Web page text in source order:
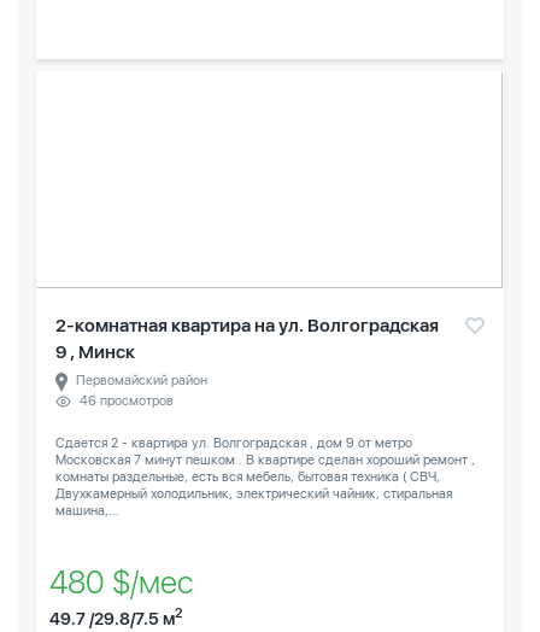
2-комнатная квартира на ул. Волгоградская
9 , Минск
Первомайский район
46 просмотров
Сдается 2 - квартира ул. Волгоградская , дом 9 от метро
Московская 7 минут пешком . В квартире сделан хороший ремонт ,
комнаты раздельные, есть вся мебель, бытовая техника ( СВЧ,
Двухкамерный холодильник, электрический чайник, стиральная
машина,...
480 $/мес
49.7 /29.8/7.5 м2